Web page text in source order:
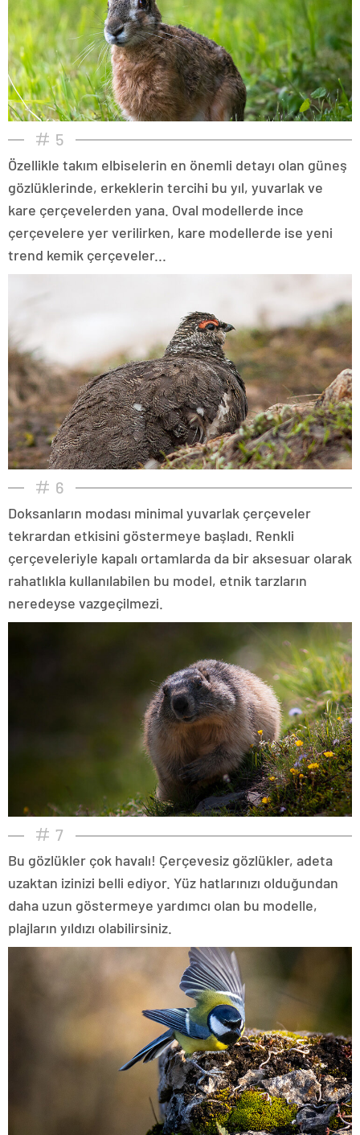
5
Özellikle takım elbiselerin en önemli detayı olan güneş
gözlüklerinde, erkeklerin tercihi bu yıl, yuvarlak ve
kare çerçevelerden yana. Oval modellerde ince
çerçevelere yer verilirken, kare modellerde ise yeni
trend kemik çerçeveler...
6
Doksanların modası minimal yuvarlak çerçeveler
tekrardan etkisini göstermeye başladı. Renkli
çerçeveleriyle kapalı ortamlarda da bir aksesuar olarak
rahatlıkla kullanılabilen bu model, etnik tarzların
neredeyse vazgeçilmezi.
7
Bu gözlükler çok havalı! Çerçevesiz gözlükler, adeta
uzaktan izinizi belli ediyor. Yüz hatlarınızı olduğundan
daha uzun göstermeye yardımcı olan bu modelle,
plajların yıldızı olabilirsiniz.